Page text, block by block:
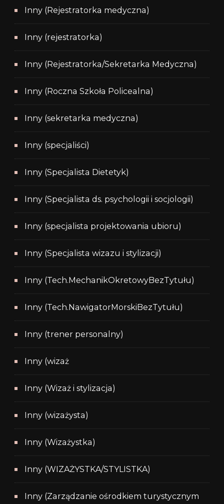
Inny (Rejestratorka medyczna)
Inny (rejestratorka)
Inny (Rejestratorka/Sekretarka Medyczna)
Inny (Roczna Szkoła Policealna)
Inny (sekretarka medyczna)
Inny (specjaliści)
Inny (Specjalista Dietetyk)
Inny (Specjalista ds. psychologii i socjologii)
Inny (specjalista projektowania ubioru)
Inny (Specjalista wizazu i stylizacji)
Inny (Tech.MechanikOkretowyBezTytułu)
Inny (Tech.NawigatorMorskiBezTytułu)
Inny (trener personalny)
Inny (wizaż
Inny (Wizaż i stylizacja)
Inny (wizażysta)
Inny (Wizażystka)
Inny (WIZAŻYSTKA/STYLISTKA)
Inny (Zarządzanie ośrodkiem turystycznym